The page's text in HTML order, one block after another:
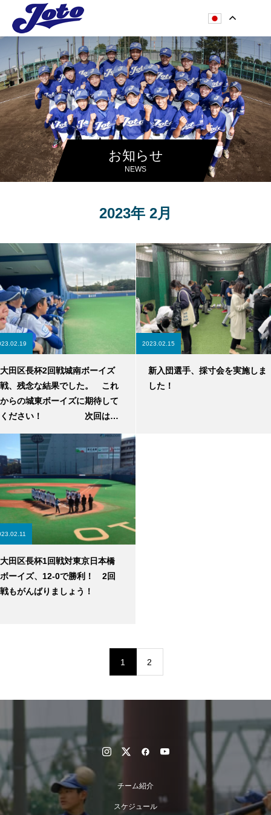
お知らせ
NEWS
2023年 2月
大田区長杯2回戦城南ボーイズ
戦、残念な結果でした。 これ
からの城東ボーイズに期待して
ください！ 次回は必
2023.02.15
新入団選手、採寸会を実施しま
した！
大田区長杯1回戦対東京日本橋
ボーイズ、12‐0で勝利！ 2回
戦もがんばりましょう！
1 2
チーム紹介
スケジュール